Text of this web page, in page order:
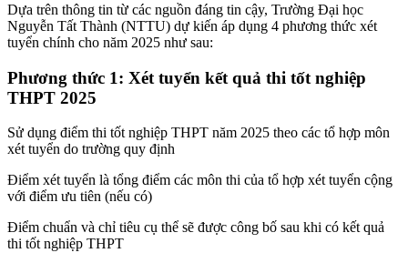
Dựa trên thông tin từ các nguồn đáng tin cậy, Trường Đại học
Nguyễn Tất Thành (NTTU) dự kiến áp dụng 4 phương thức xét
tuyển chính cho năm 2025 như sau:
Phương thức 1: Xét tuyển kết quả thi tốt nghiệp
THPT 2025
Sử dụng điểm thi tốt nghiệp THPT năm 2025 theo các tổ hợp môn
xét tuyển do trường quy định
Điểm xét tuyển là tổng điểm các môn thi của tổ hợp xét tuyển cộng
với điểm ưu tiên (nếu có)
Điểm chuẩn và chỉ tiêu cụ thể sẽ được công bố sau khi có kết quả
thi tốt nghiệp THPT